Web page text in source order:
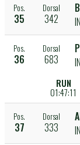
Pos.
35
Dorsal
342
Pos.
36
Dorsal
683
RUN
01:47:11
Pos.
37
Dorsal
333